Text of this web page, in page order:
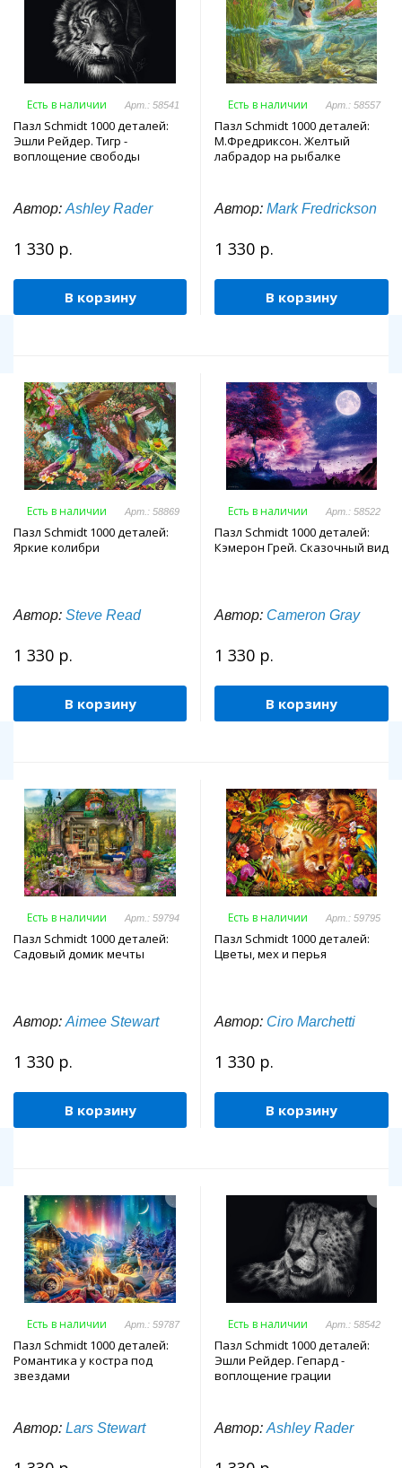
Есть в наличии Арт.: 58541
Пазл Schmidt 1000 деталей:
Эшли Рейдер. Тигр -
воплощение свободы
Автор: Ashley Rader
1 330 р.
В корзину
Есть в наличии Арт.: 58557
Пазл Schmidt 1000 деталей:
М.Фредриксон. Желтый
лабрадор на рыбалке
Автор: Mark Fredrickson
1 330 р.
В корзину
Есть в наличии Арт.: 58869
Пазл Schmidt 1000 деталей:
Яркие колибри
Автор: Steve Read
1 330 р.
В корзину
Есть в наличии Арт.: 58522
Пазл Schmidt 1000 деталей:
Кэмерон Грей. Сказочный вид
Автор: Cameron Gray
1 330 р.
В корзину
Есть в наличии Арт.: 59794
Пазл Schmidt 1000 деталей:
Садовый домик мечты
Автор: Aimee Stewart
1 330 р.
В корзину
Есть в наличии Арт.: 59795
Пазл Schmidt 1000 деталей:
Цветы, мех и перья
Автор: Ciro Marchetti
1 330 р.
В корзину
Есть в наличии Арт.: 59787
Пазл Schmidt 1000 деталей:
Романтика у костра под
звездами
Автор: Lars Stewart
Есть в наличии Арт.: 58542
Пазл Schmidt 1000 деталей:
Эшли Рейдер. Гепард -
воплощение грации
Автор: Ashley Rader